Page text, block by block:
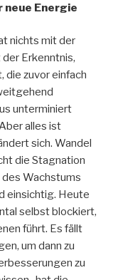
Energie
nichts mit der
Erkenntnis,
die zuvor einfach
unterminiert
alles ist
sich. Wandel
die Stagnation
des Wachstums
einsichtig. Heute
selbst blockiert,
führt. Es fällt
um dann zu
zu